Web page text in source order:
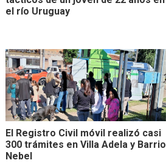
el río Uruguay
El Registro Civil móvil realizó casi
300 trámites en Villa Adela y Barrio
Nebel